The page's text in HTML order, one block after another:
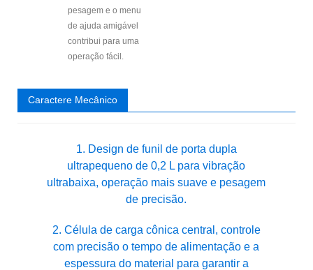
pesagem e o menu
de ajuda amigável
contribui para uma
operação fácil.
Caractere Mecânico
1. Design de funil de porta dupla
ultrapequeno de 0,2 L para vibração
ultrabaixa, operação mais suave e pesagem
de precisão.
2. Célula de carga cônica central, controle
com precisão o tempo de alimentação e a
espessura do material para garantir a